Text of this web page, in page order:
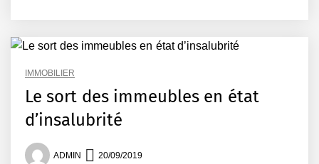
IMMOBILIER
Le sort des immeubles en état
d’insalubrité
ADMIN 20/09/2019